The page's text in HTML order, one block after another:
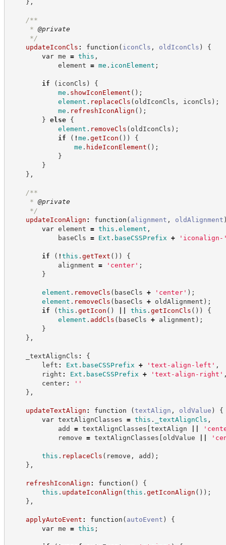
} ,
/**
* @private
*/
updateIconCls : function ( iconCls , oldIconCls )
{
var me = this ,
element = me . iconElement ;
if ( iconCls )
{
me . showIconElement ( ) ;
element . replaceCls ( oldIconCls , iconCls ) ;
me . refreshIconAlign ( ) ;
} else
{
element . removeCls ( oldIconCls ) ;
if
( ! me . getIcon ( ) )
{
me . hideIconElement ( ) ;
}
}
} ,
/**
* @private
*/
updateIconAlign : function ( alignment , oldAlignment
var element = this . element ,
baseCls = Ext . baseCSSPrefix + ' iconalign-
if ( ! this . getText ( ) )
{
alignment = ' center' ;
}
element . removeCls ( baseCls + ' center' ) ;
element . removeCls ( baseCls + oldAlignment ) ;
if
(this . getIcon ( ) this . getIconCls ( ) )
{
element . addCls ( baseCls + alignment ) ;
}
} ,
_textAlignCls :
{
left : Ext . baseCSSPrefix + ' text-align-left ' ,
right : Ext . baseCSSPrefix + ' text-align-right '
center: ' '
} ,
updateTextAlign : function (textAlign , oldValue )
{
var textAlignClasses = this . _textAlignCls ,
add = textAlignClasses [textAlign '
remove = textAlignClasses [ oldValue '
this . replaceCls ( remove , add ) ;
} ,
refreshIconAlign : function ( )
{
this . updateIconAlign (this . getIconAlign ( ) ) ;
} ,
applyAutoEvent : function ( autoEvent )
{
var me = this ;